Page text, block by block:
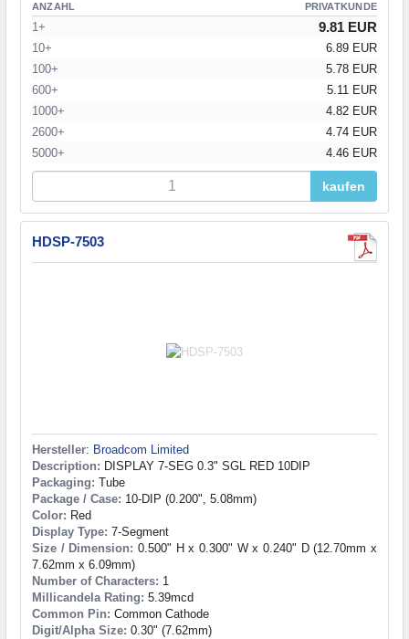
ANZAHL PRIVATKUNDE
1+ 9.81 EUR
10+
6.89 EUR
100+
5.78 EUR
600+
5.11 EUR
1000+
4.82 EUR
2600+
4.74 EUR
5000+
4.46 EUR
kaufen
HDSP-7503
Hersteller: Broadcom Limited
Description: DISPLAY 7-SEG 0.3" SGL RED 10DIP
Packaging: Tube
Package / Case: 10-DIP (0.200", 5.08mm)
Color: Red
Display Type: 7-Segment
Size / Dimension: 0.500" H x 0.300" W x 0.240" D (12.70mm x
7.62mm x 6.09mm)
Number of Characters: 1
Millicandela Rating: 5.39mcd
Common Pin: Common Cathode
Digit/Alpha Size: 0.30" (7.62mm)